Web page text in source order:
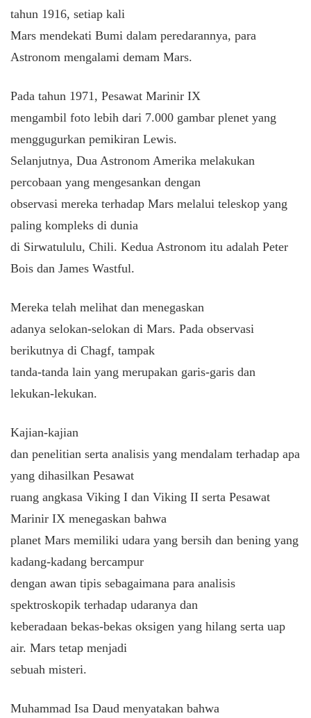
tahun 1916, setiap kali
Mars mendekati Bumi dalam peredarannya, para
Astronom mengalami demam Mars.
Pada tahun 1971, Pesawat Marinir IX
mengambil foto lebih dari 7.000 gambar plenet yang
menggugurkan pemikiran Lewis.
Selanjutnya, Dua Astronom Amerika melakukan
percobaan yang mengesankan dengan
observasi mereka terhadap Mars melalui teleskop yang
paling kompleks di dunia
di Sirwatululu, Chili. Kedua Astronom itu adalah Peter
Bois dan James Wastful.
Mereka telah melihat dan menegaskan
adanya selokan-selokan di Mars. Pada observasi
berikutnya di Chagf, tampak
tanda-tanda lain yang merupakan garis-garis dan
lekukan-lekukan.
Kajian-kajian
dan penelitian serta analisis yang mendalam terhadap apa
yang dihasilkan Pesawat
ruang angkasa Viking I dan Viking II serta Pesawat
Marinir IX menegaskan bahwa
planet Mars memiliki udara yang bersih dan bening yang
kadang-kadang bercampur
dengan awan tipis sebagaimana para analisis
spektroskopik terhadap udaranya dan
keberadaan bekas-bekas oksigen yang hilang serta uap
air. Mars tetap menjadi
sebuah misteri.
Muhammad Isa Daud menyatakan bahwa